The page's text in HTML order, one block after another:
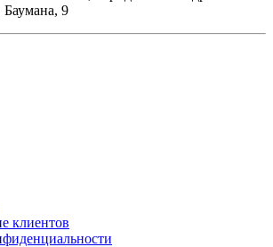
Баумана, 9
клиентов